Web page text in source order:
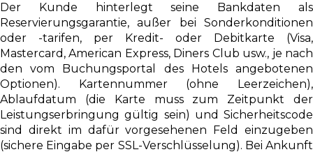
Der Kunde hinterlegt seine Bankdaten als
Reservierungsgarantie, außer bei Sonderkonditionen
oder -tarifen, per Kredit- oder Debitkarte (Visa,
Mastercard, American Express, Diners Club usw., je nach
den vom Buchungsportal des Hotels angebotenen
Optionen). Kartennummer (ohne Leerzeichen),
Ablaufdatum (die Karte muss zum Zeitpunkt der
Leistungserbringung gültig sein) und Sicherheitscode
sind direkt im dafür vorgesehenen Feld einzugeben
(sichere Eingabe per SSL-Verschlüsselung). Bei Ankunft